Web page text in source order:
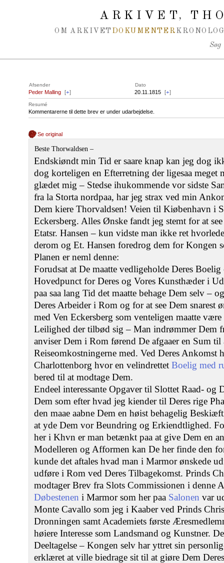
ARKIVET,
OM ARKIVET DOKUMENTER
Søg
Afsender Dato
Peder Malling [+] 20.11.1815 [+]
Resumé
Kommentarerne til dette brev er under udarbejdelse.
Se original
Beste Thorwaldsen –
Endskiøndt min Tid er saare knap kan jeg dog
dog korteligen en Efterretning der ligesaa meget
glædet mig – Stedse ihukommende vor sidste
fra la Storta nordpaa, har jeg strax ved min
Dem kiere Thorvaldsen! Veien til Kiøbenhavn i
Eckersberg. Alles Ønske fandt jeg stemt for at
Etatsr. Hansen – kun vidste man ikke ret
derom og Et. Hansen foredrog dem for Kongen
Planen er neml denne:
Forudsat at De maatte vedligeholde Deres
Hovedpunct for Deres og Vores Kunsthæder i
paa saa lang Tid det maatte behage Dem selv –
Deres Arbeider i Rom og for at see Dem snarest
med Ven Eckersberg som venteligen maatte
Leilighed der tilbød sig – Man indrømmer Dem
anviser Dem i Rom førend De afgaaer en Sum til
Reiseomkostningerne med. Ved Deres Ankomst
Charlottenborg hvor en velindrettet Boelig med
bered til at modtage Dem.
Endeel interessante Opgaver til Slottet Raad- og
Dem som efter hvad jeg kiender til Deres rige
den maae aabne Dem en høist behagelig
at yde Dem vor Beundring og Erkiendtlighed.
her i Khvn er man betænkt paa at give Dem en
Modelleren og Afformen kan De her finde den
kunde det aftales hvad man i Marmor ønskede
udføre i Rom ved Deres Tilbagekomst. Prinds
modtager Brev fra Slots Commissionen i denne
Døbestenen i Marmor som her paa Salonen var
Monte Cavallo som jeg i Kaaber ved Prinds
Dronningen samt Academiets første
høiere Interesse som Landsmand og Kunstner.
Deeltagelse – Kongen selv har yttret sin
erklæret at ville biedrage sit til at giøre Dem